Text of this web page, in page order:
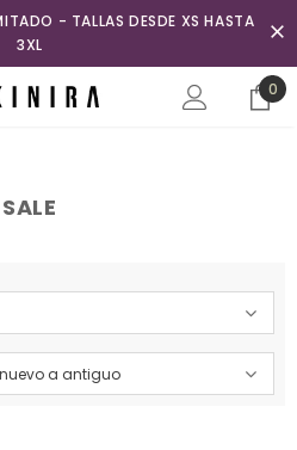
- TALLAS DESDE XS HASTA
3XL
0
SALE
a antiguo